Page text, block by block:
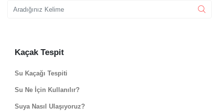
Kaçak Tespit
Su Kaçağı Tespiti
Su Ne İçin Kullanılır?
Suya Nasıl Ulaşıyoruz?